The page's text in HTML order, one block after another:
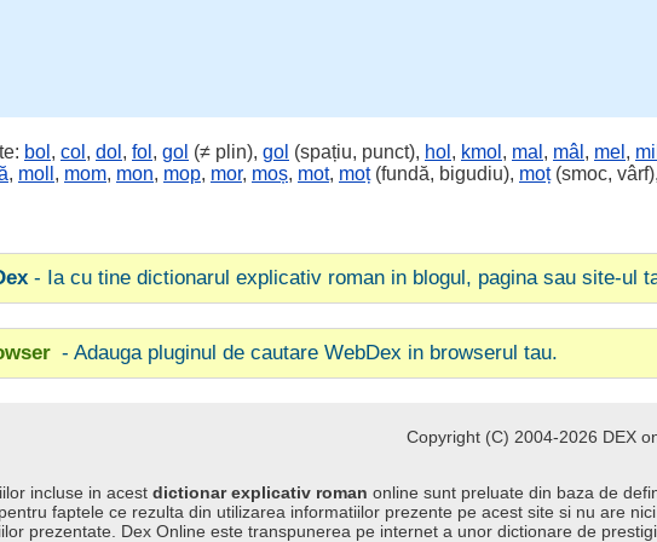
bol , col , dol , fol , gol (≠ plin), gol (spațiu, punct), hol , kmol , mal , mâl , mel , mil
, moll , mom, mon, mop, mor, moș, mot, moț(fundă, bigudiu), moț(smoc, vârf),
- Ia cu tine dictionarul explicativ roman in blogul, pagina sau site-ul
- Adauga pluginul de cautare WebDex in browserul tau.
Copyright (C) 2004-2026 DEX
incluse in acest dictionar explicativ roman online sunt preluate din baza de
faptele ce rezulta din utilizarea informatiilor prezente pe acest site si nu are
prezentate. Dex Online este transpunerea pe internet a unor dictionare de